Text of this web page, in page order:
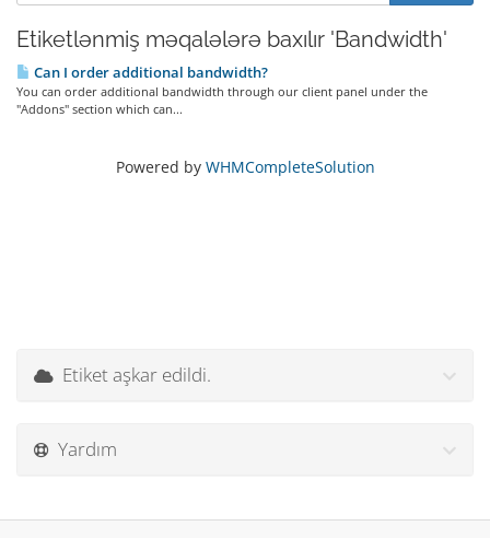
Etiketlənmiş məqalələrə baxılır 'Bandwidth'
Can I order additional bandwidth?
You can order additional bandwidth through our client panel under the
"Addons" section which can...
Powered by WHMCompleteSolution
Etiket aşkar edildi.
Yardım